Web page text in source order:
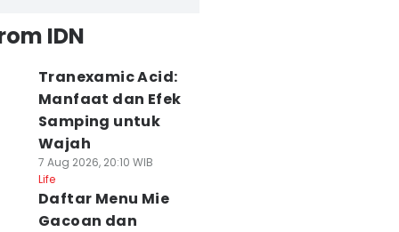
IDN
Tranexamic Acid:
Manfaat dan Efek
Samping untuk
Wajah
7 Aug 2026, 20:10 WIB
Life
Daftar Menu Mie
Gacoan dan